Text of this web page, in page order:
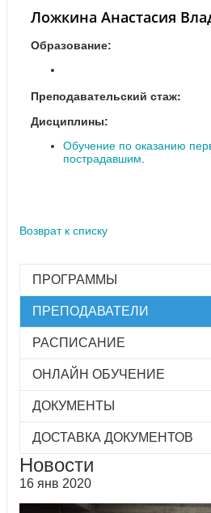
Ложкина Анастасия
Образование:
Преподавательский стаж:
Дисциплины:
Обучение по оказанию
пострадавшим
Возврат к списку
ПРОГРАММЫ
ПРЕПОДАВАТЕЛИ
РАСПИСАНИЕ
ОНЛАЙН ОБУЧЕНИЕ
ДОКУМЕНТЫ
ДОСТАВКА ДОКУМЕНТОВ
Новости
16 янв 2020